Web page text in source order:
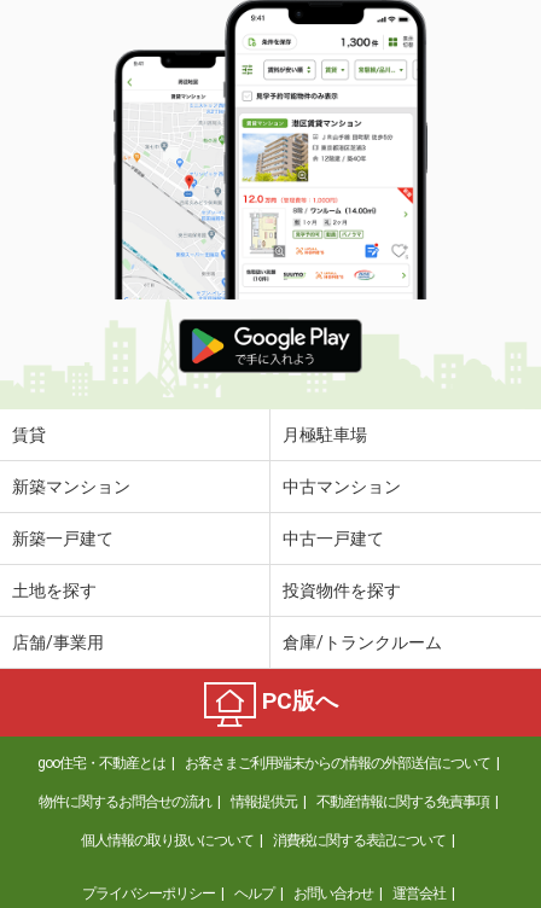
賃貸 月極駐車場
新築マンション 中古マンション
新築一戸建て 中古一戸建て
土地を探す 投資物件を探す
店舗/事業用 倉庫/トランクルーム
PC版へ
goo住宅・不動産とは お客さまご利用端末からの情報の外部送信について
物件に関するお問合せの流れ 情報提供元 不動産情報に関する免責事項
個人情報の取り扱いについて 消費税に関する表記について
プライバシーポリシー ヘルプ お問い合わせ 運営会社